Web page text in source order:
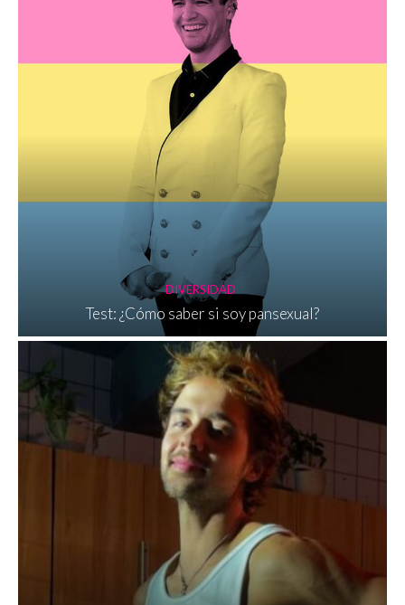
DIVERSIDAD
Test: ¿Cómo saber si soy pansexual?